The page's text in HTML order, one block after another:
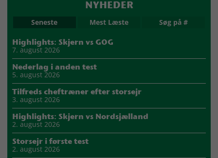
NYHEDER
Seneste Mest Læste Søg på #
Highlights: Skjern vs GOG
7. august 2026
Nederlag i anden test
5. august 2026
Tilfreds cheftræner efter storsejr
3. august 2026
Highlights: Skjern vs Nordsjælland
2. august 2026
Storsejr i første test
2. august 2026